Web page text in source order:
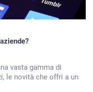
vasta gamma di
le novità che offri a un